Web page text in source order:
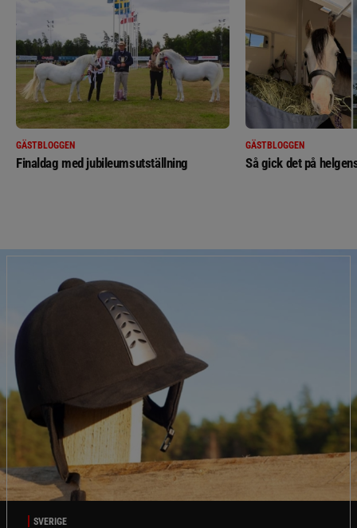
GÄSTBLOGGEN
Finaldag med jubileumsutställning
GÄSTBLOGGEN
Så gick det på
SVERIGE